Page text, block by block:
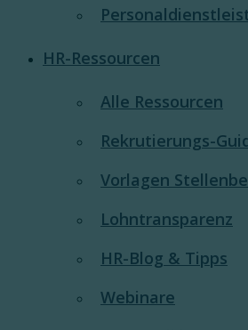
HR-Ressourcen
Alle Ressourcen
Rekrutierungs-
Vorlagen
Lohntransparenz
HR-Blog & Tipps
Webinare